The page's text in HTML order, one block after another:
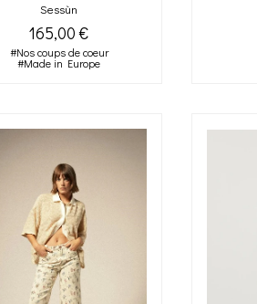
Sessùn
165,00 €
#Nos coups de coeur
#Made in Europe